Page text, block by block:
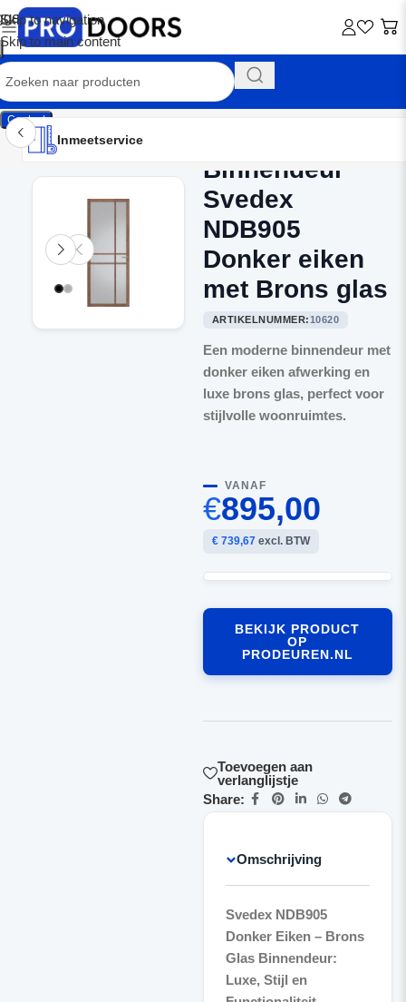
Skip to navigation
Skip to main content
Contact
Inmeetservice
Montageservice
Advies op maat
Showroom
Inmeetservice
Binnendeur
Svedex
NDB905
Donker eiken
met Brons glas
ARTIKELNUMMER:10620
Een moderne binnendeur met
donker eiken afwerking en
luxe brons glas, perfect voor
stijlvolle woonruimtes.
VANAF
€895,00
€ 739,67excl. BTW
BEKIJK PRODUCT
OP
PRODEUREN.NL
Toevoegen aan
verlanglijstje
Share:
Omschrijving
Svedex NDB905
Donker Eiken – Brons
Glas Binnendeur:
Luxe, Stijl en